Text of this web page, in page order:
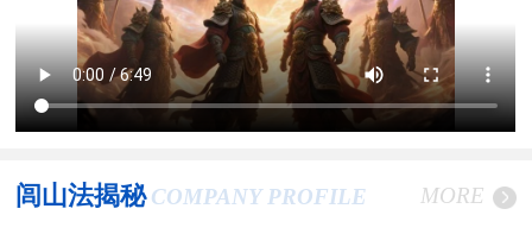
闾山法揭秘 COMPANY PROFILE MORE